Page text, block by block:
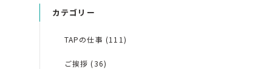
カテゴリー
TAPの仕事 (111)
ご挨拶 (36)